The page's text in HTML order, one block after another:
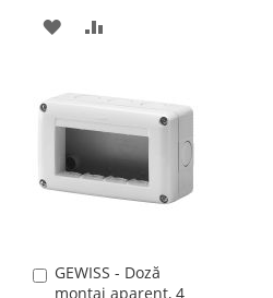
ADAUGATI
LISTA
DORINTE
COMPARARE
GEWISS - Doză
montaj aparent, 4
Adauga
în